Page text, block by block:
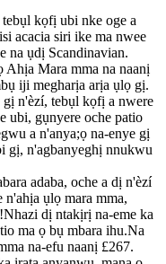
kọfị ubi nke oge a
acacia siri ike ma nwee
na ụdị Scandinavian.
Mara mma na naanị
iji megharịa arịa ụlọ gị.
n'èzí, tebụl kọfị a nwere
ubi, gụnyere oche patio
a n'anya;ọ na-enye gị
gị, n'agbanyeghị nnukwu
adaba, oche a dị n'èzí
n'ahịa ụlọ mara mma,
dị ntakịrị na-eme ka
ma ọ bụ mbara ihu.Na
na-efu naanị £267.